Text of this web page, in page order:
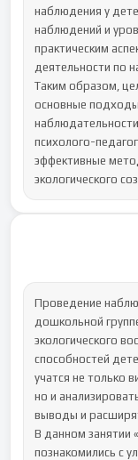
наблюдения у
наблюдений и
практическим
деятельности по
Таким образом,
основные
психолого-
эффективные
экологического
Проведение
дошкольной
экологического
способностей
учатся не только
но и
выводы и
В данном занятии
познакомились с